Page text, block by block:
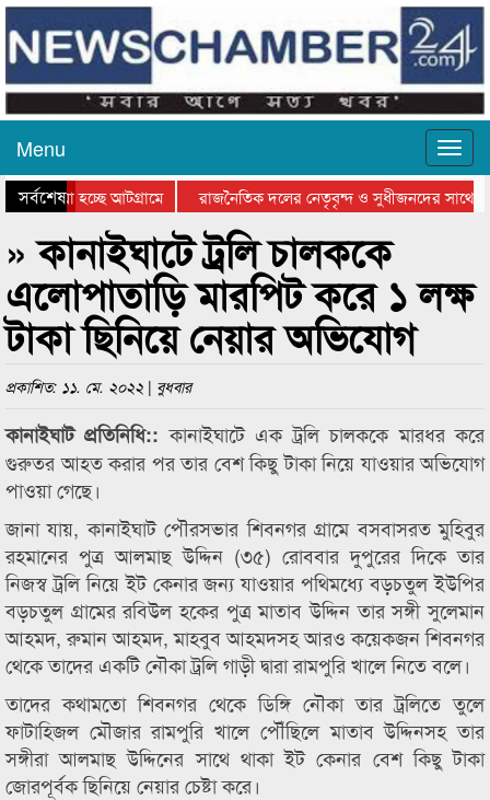
Menu
সর্বশেষ
যাওয়া হচ্ছে আটগ্রামে
রাজনৈতিক দলের নেতৃবৃন্দ ও সুধীজনদের সাথে
পুরস্কার বিতরণ সম্পন্ন
সিলেটে বাংলাদেশ গ্রুপ থিয়েটার ফেডারেশানের
» কানাইঘাটে ট্রলি চালককে
এলোপাতাড়ি মারপিট করে ১ লক্ষ
টাকা ছিনিয়ে নেয়ার অভিযোগ
প্রকাশিত: ১১. মে. ২০২২ | বুধবার
কানাইঘাট প্রতিনিধি::কানাইঘাটে এক ট্রলি চালককে মারধর করে
গুরুতর আহত করার পর তার বেশ কিছু টাকা নিয়ে যাওয়ার অভিযোগ
পাওয়া গেছে।
জানা যায়, কানাইঘাট পৌরসভার শিবনগর গ্রামে বসবাসরত মুহিবুর
রহমানের পুত্র আলমাছ উদ্দিন (৩৫) রোববার দুপুরের দিকে তার
নিজস্ব ট্রলি নিয়ে ইট কেনার জন্য যাওয়ার পথিমধ্যে বড়চতুল ইউপির
বড়চতুল গ্রামের রবিউল হকের পুত্র মাতাব উদ্দিন তার সঙ্গী সুলেমান
আহমদ, রুমান আহমদ, মাহবুব আহমদসহ আরও কয়েকজন শিবনগর
থেকে তাদের একটি নৌকা ট্রলি গাড়ী দ্বারা রামপুরি খালে নিতে বলে।
তাদের কথামতো শিবনগর থেকে ডিঙ্গি নৌকা তার ট্রলিতে তুলে
ফাটাহিজল মৌজার রামপুরি খালে পৌঁছিলে মাতাব উদ্দিনসহ তার
সঙ্গীরা আলমাছ উদ্দিনের সাথে থাকা ইট কেনার বেশ কিছু টাকা
জোরপূর্বক ছিনিয়ে নেয়ার চেষ্টা করে।